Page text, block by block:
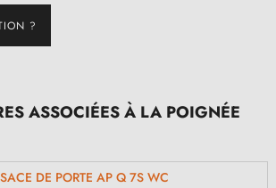
?
ASSOCIÉES À LA POIGNÉE
DE PORTE AP Q 7S WC